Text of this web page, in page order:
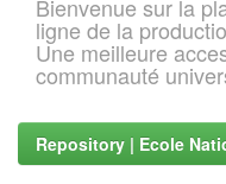
Bienvenue sur la
ligne de la
Une meilleure
communauté
Repository | Ecole